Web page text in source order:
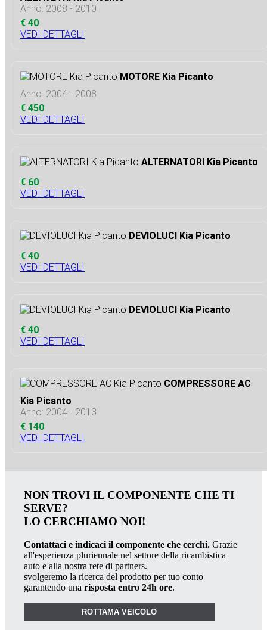
Anno: 2008 - 2010
€ 40
VEDI DETTAGLI
MOTORE Kia Picanto
Anno: 2004 - 2008
€ 450
VEDI DETTAGLI
ALTERNATORI Kia Picanto
€ 60
VEDI DETTAGLI
DEVIOLUCI Kia Picanto
€ 40
VEDI DETTAGLI
DEVIOLUCI Kia Picanto
€ 40
VEDI DETTAGLI
COMPRESSORE AC
Kia Picanto
Anno: 2004 - 2013
€ 140
VEDI DETTAGLI
NON TROVI IL COMPONENTE CHE TI
SERVE?
LO CERCHIAMO NOI!
Contattaci e indicaci il componente che cerchi. Grazie
all'esperienza pluriennale nel settore della ricambistica
auto e alla nostra rete di partners.
svolgeremo la ricerca del prodotto per tuo conto
garantendo una risposta entro 24h ore.
ROTTAMA VEICOLO